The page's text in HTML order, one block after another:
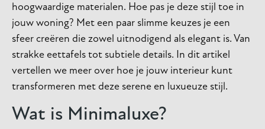
hoogwaardige materialen. Hoe pas je deze stijl toe in
jouw woning? Met een paar slimme keuzes je een
sfeer creëren die zowel uitnodigend als elegant is. Van
strakke eettafels tot subtiele details. In dit artikel
vertellen we meer over hoe je jouw interieur kunt
transformeren met deze serene en luxueuze stijl.
Wat is Minimaluxe?